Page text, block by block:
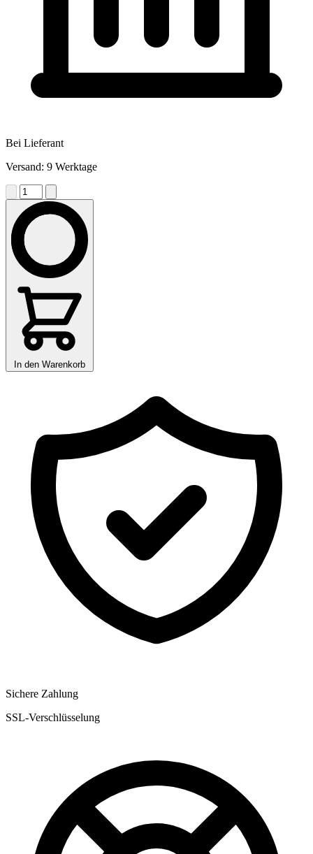
Bei Lieferant
Versand: 9 Werktage
In den Warenkorb
Sichere Zahlung
SSL-Verschlüsselung